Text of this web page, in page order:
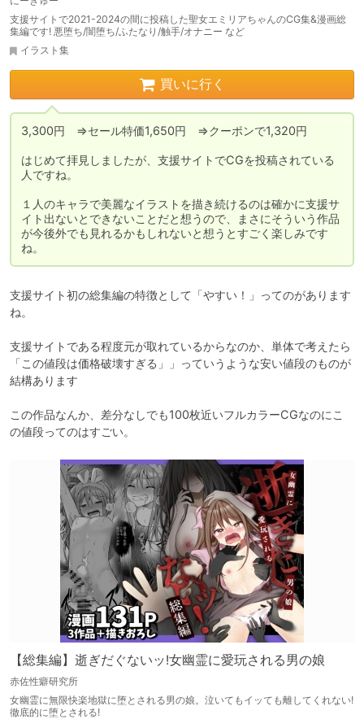
支援サイトで2021-2024の間に投稿した聖女エミリアちゃんのCG集&漫画総
集編です! 悪堕ち/闇堕ち/ふたなり/触手/オナニー など
イラスト集
買いに行く
3,300円　⇒セール特価1,650円　⇒クーポンで1,320円
はじめて拝見しましたが、支援サイトでCGを投稿されている
人ですね。
１人のキャラで美麗なイラストを描き続けるのは確かに支援サ
イト出ないとできないことだと想うので、まさにそういう作品
が今後外でも見れるかもしれないと想うとすごく楽しみです
ね。
支援サイト初の総集編の特徴として「やすい！」ってのがあります
ね。
支援サイトである程度元が取れているからなのか、単体で考えたら
「この値段は価格破壊すぎる」」っていうような安い値段のものが
結構あります
この作品なんか、差分なしでも100枚近いフルカラーCGなのにこ
の値段ってのはすごい。
【総集編】逝ぎだぐないッ!女幽霊に愛玩される男の娘
赤佐性癖研究所
女幽霊に無限快楽地獄に堕とされる男の娘。泣いてもイッても離してくれない!
徹底的に堕とされる!